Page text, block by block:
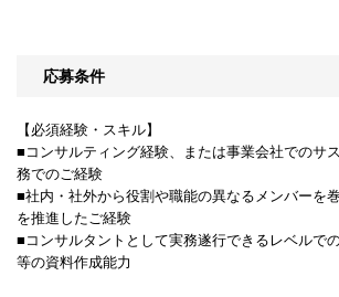
応募条件
【必須経験・スキル】
■コンサルティング経験、または事業会社でのサ
務でのご経験
■社内・社外から役割や職能の異なるメンバーを
を推進したご経験
■コンサルタントとして実務遂行できるレベルで
等の資料作成能力